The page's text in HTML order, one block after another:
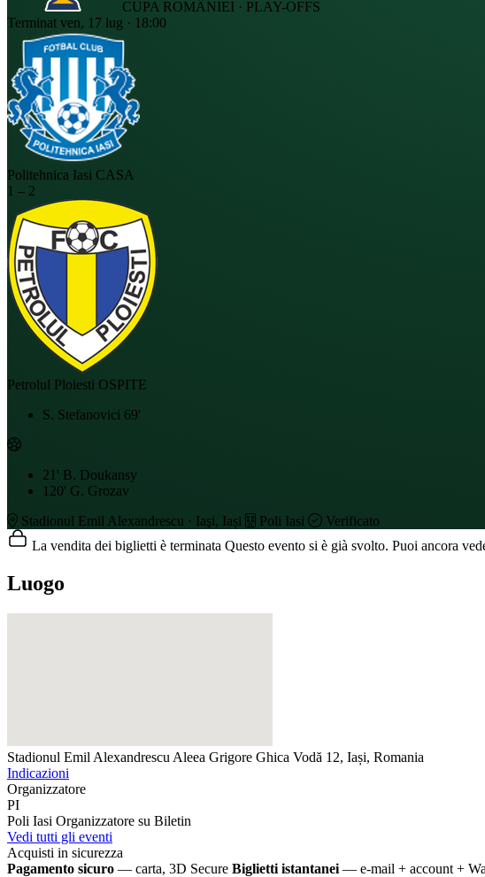
CUPA ROMÂNIEI · PLAY-OFFS
Terminat ven, 17 lug · 18:00
Politehnica Iasi CASA
1 – 2
Petrolul Ploiesti OSPITE
S. Stefanovici 69'
21' B. Doukansy
120' G. Grozav
Stadionul Emil Alexandrescu · Iaşi, Iași
Poli Iasi
Verificato
La vendita dei biglietti è terminata Questo evento si è già svolto. Puoi ancora
Luogo
Stadionul Emil Alexandrescu Aleea Grigore Ghica Vodă 12, Iași, Romania
Indicazioni
Organizzatore
PI
Poli Iasi Organizzatore su Biletin
Vedi tutti gli eventi
Acquisti in sicurezza
Pagamento sicuro — carta, 3D Secure Biglietti istantanei — e-mail + account +